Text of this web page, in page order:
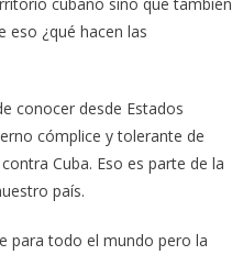
eso ¿qué hacen las
conocer desde Estados
cómplice y tolerante de
Cuba. Eso es parte de la
país.
para todo el mundo pero la